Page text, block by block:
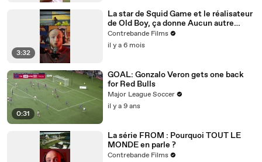
3:32
La star de Squid Game et le réalisateur
de Old Boy, ça donne Aucun autre
choix. Est-ce le chef-d’œuvre annoncé
?
Contrebande Films
il y a 6 mois
0:31
GOAL: Gonzalo Veron gets one back
for Red Bulls
Major League Soccer
il y a 9 ans
La série FROM : Pourquoi TOUT LE
MONDE en parle ?
Contrebande Films